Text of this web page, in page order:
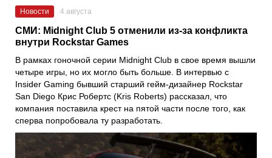
Новости 4 августа
СМИ: Midnight Club 5 отменили из-за конфликта
внутри Rockstar Games
В рамках гоночной серии Midnight Club в свое время вышли
четыре игры, но их могло быть больше. В интервью с
Insider Gaming бывший старший гейм-дизайнер Rockstar
San Diego Крис Робертс (Kris Roberts) рассказал, что
компания поставила крест на пятой части после того, как
сперва попробовала ту разработать.